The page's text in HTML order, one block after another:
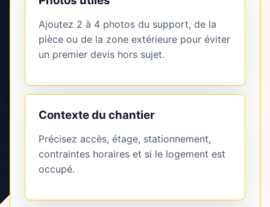
Ajoutez 2 à 4 photos du support, de la
pièce ou de la zone extérieure pour éviter
un premier devis hors sujet.
Contexte du chantier
Précisez accès, étage, stationnement,
contraintes horaires et si le logement est
occupé.